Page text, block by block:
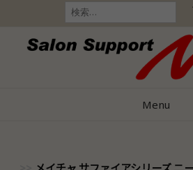
content
検
索:
Menu